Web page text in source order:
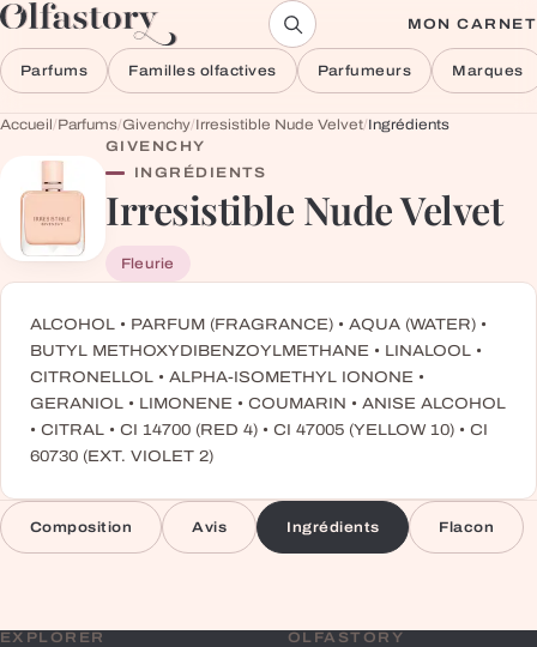
Aller au contenu MON CARNET
Parfums Familles olfactives Parfumeurs Marques
Accueil/Parfums/Givenchy/Irresistible Nude Velvet/Ingrédients
GIVENCHY
INGRÉDIENTS
Irresistible Nude Velvet
Fleurie
ALCOHOL • PARFUM (FRAGRANCE) • AQUA (WATER) •
BUTYL METHOXYDIBENZOYLMETHANE • LINALOOL •
CITRONELLOL • ALPHA-ISOMETHYL IONONE •
GERANIOL • LIMONENE • COUMARIN • ANISE ALCOHOL
• CITRAL • CI 14700 (RED 4) • CI 47005 (YELLOW 10) • CI
60730 (EXT. VIOLET 2)
Composition Avis Ingrédients Flacon
EXPLORER OLFASTORY